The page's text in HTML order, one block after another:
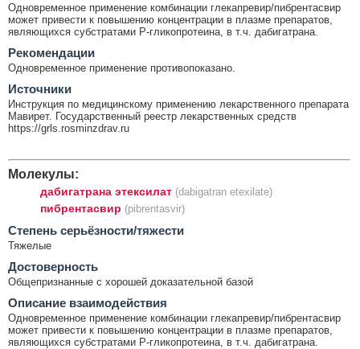
Одновременное применение комбинации глекапревир/пибрентасвир
может привести к повышению концентрации в плазме препаратов,
являющихся субстратами Р-гликопротеина, в т.ч. дабигатрана.
Рекомендации
Одновременное применение противопоказано.
Источники
Инструкция по медицинскому применению лекарственного препарата
Мавирет. Государственный реестр лекарственных средств
https://grls.rosminzdrav.ru
Молекулы:
дабигатрана этексилат (dabigatran etexilate)
пибрентасвир (pibrentasvir)
Cтепень серьёзности/тяжести
Тяжелые
Достоверность
Общепризнанные с хорошей доказательной базой
Описание взаимодействия
Одновременное применение комбинации глекапревир/пибрентасвир
может привести к повышению концентрации в плазме препаратов,
являющихся субстратами Р-гликопротеина, в т.ч. дабигатрана.